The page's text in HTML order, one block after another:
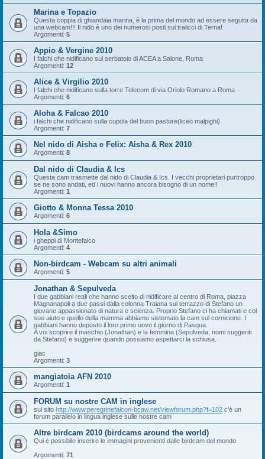
Marina e Topazio
Questa coppia di ghiandaia marina, è la prima del mondo ad essere seguita da
una webcam!!! Il nido è uno dei numerosi posti sui tralicci di Terna!
Argomenti: 5
Appio & Vergine 2010
I falchi che nidificano sul serbatoio di ACEA a Salone, Roma
Argomenti: 12
Alice & Virgilio 2010
I falchi che nidificano sulla torre Telecom di via Oriolo Romano a Roma
Argomenti: 6
Aloha & Falcao 2010
i falchi che nidificano sulla cupola del buon pastore(liceo malpighi)
Argomenti: 7
Nel nido di Aisha e Felix: Aisha & Rex 2010
Argomenti: 8
Dal nido di Claudia & Ics
Questa cam trasmette dal nido di Claudia & Ics. I vecchi proprietari purtroppo
se ne sono andati, ed i nuovi hanno ancora bisogno di un nome!!
Argomenti: 1
Giotto & Monna Tessa 2010
Argomenti: 6
Hola &Simo
i gheppi di Montefalco
Argomenti: 4
Non-birdcam - Webcam su altri animali
Argomenti: 5
Jonathan & Sepulveda
I due gabbiani reali che hanno scelto di nidificare al centro di Roma, piazza
Magnanapoli a due passi dalla colonna Traiana sul terrazzo di Stefano un
giovane appassionato di natura e scienza. Proprio Stefano ci ha chiamati e col
suo aiuto e quello della mamma abbiamo sistemato la cam sul cornicione. I
gabbiani hanno deposto il loro primo uovo il giorno di Pasqua.
A voi scoprire il maschio (Jonathan) e la femmina (Sepulveda, nomi suggeriti
da Stefano) e suggerire quando possiamo aspettarci la schiusa.
giac
Argomenti: 3
mangiatoia AFN 2010
Argomenti: 1
FORUM su nostre CAM in inglese
sul sito http://www.peregrinefalcon-bcaw.net/viewforum.php?f=102 c'è un
forum parallelo in lingua inglese sulle nostre cam
Altre birdcam 2010 (birdcams around the world)
Qui è possibile inserire le immagini provenienti dalle birdcam del mondo
Argomenti: 71